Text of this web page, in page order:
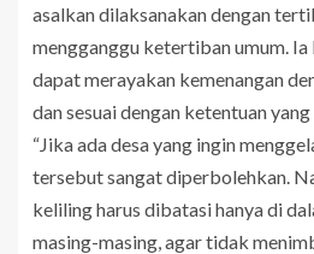
asalkan dilaksanakan dengan
mengganggu ketertiban umum.
dapat merayakan kemenangan
dan sesuai dengan ketentuan yang
“Jika ada desa yang ingin
tersebut sangat diperbolehkan.
keliling harus dibatasi hanya di
masing-masing, agar tidak